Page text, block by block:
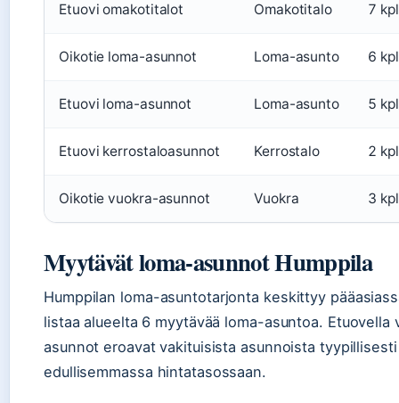
Etuovi omakotitalot Omakotitalo 7 kpl
Oikotie loma-asunnot Loma-asunto 6 kpl
Etuovi loma-asunnot Loma-asunto 5 kpl
Etuovi kerrostaloasunnot Kerrostalo 2 kpl
Oikotie vuokra-asunnot Vuokra 3 kpl
Myytävät loma-asunnot Humppila
Humppilan loma-asuntotarjonta keskittyy
listaa alueelta 6 myytävää loma-asuntoa.
asunnot eroavat vakituisista asunnoista
edullisemmassa hintatasossaan.